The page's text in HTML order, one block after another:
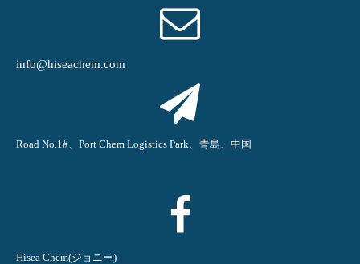
info@hiseachem.com
Road No.1#、Port Chem Logistics Park、青島、中国
Hisea Chem(ジョニー)